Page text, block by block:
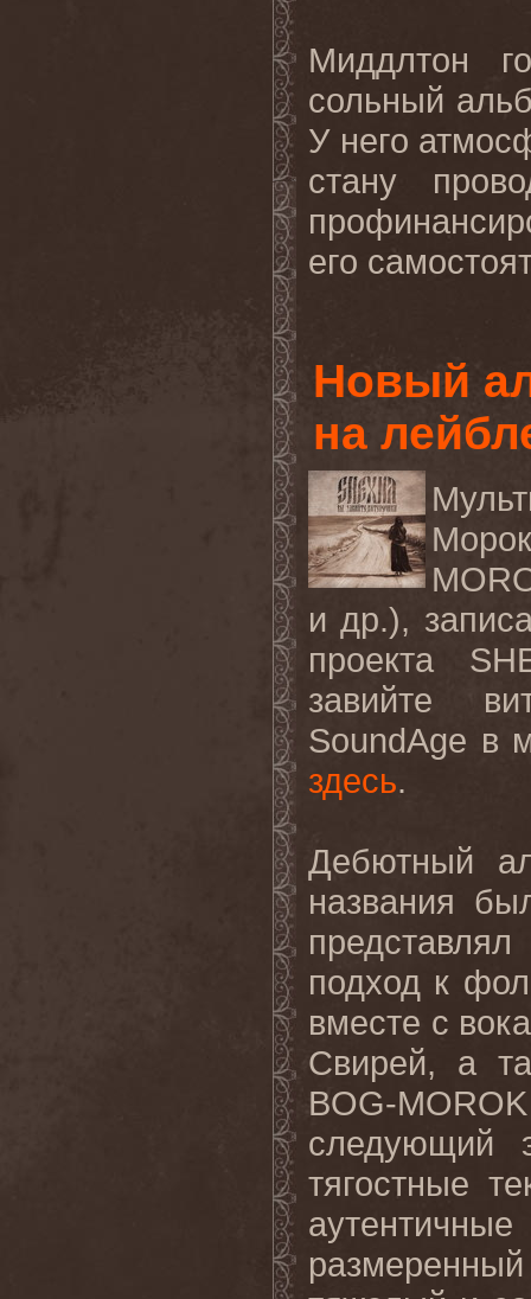
Миддлтон
сольный
У него
стану
его
Новый
на
и др.),
проекта
завийте
SoundAge в
здесь.
Дебютный
названия
подход к
вместе с
Свирей, а
BOG-
следующий
тягостные